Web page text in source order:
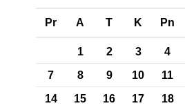
Pr A T K Pn
1 2 3 4
7
8 9 10 11
14
15 16 17 18